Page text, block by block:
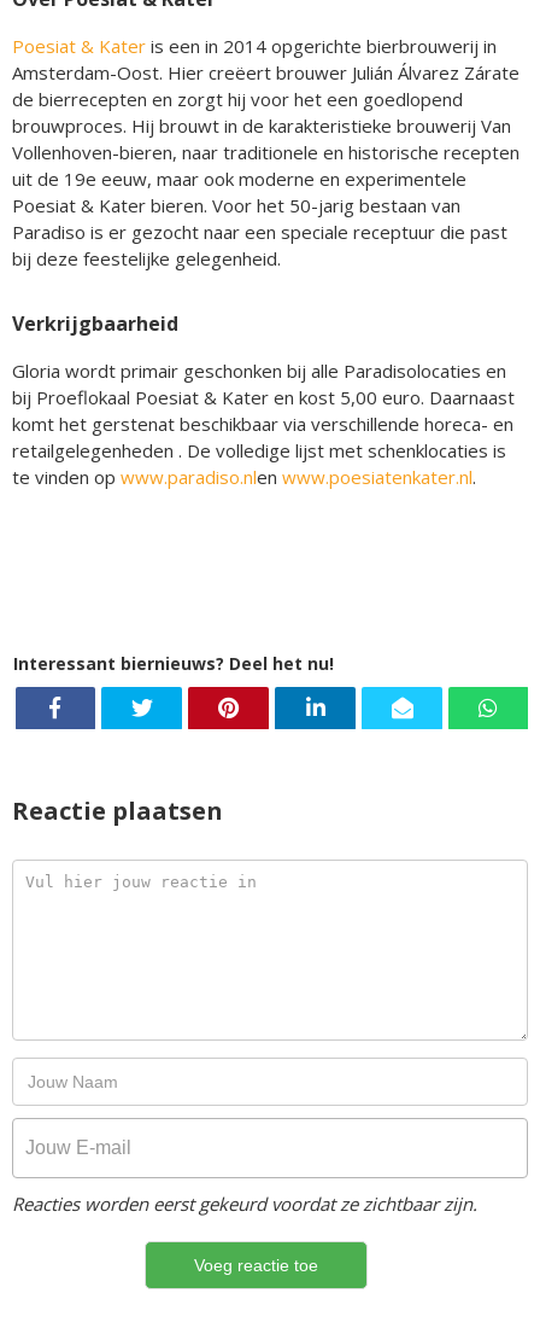
Poesiat & Kater is een in 2014 opgerichte bierbrouwerij in
Amsterdam-Oost. Hier creëert brouwer Julián Álvarez Zárate
de bierrecepten en zorgt hij voor het een goedlopend
brouwproces. Hij brouwt in de karakteristieke brouwerij Van
Vollenhoven-bieren, naar traditionele en historische recepten
uit de 19e eeuw, maar ook moderne en experimentele
Poesiat & Kater bieren. Voor het 50-jarig bestaan van
Paradiso is er gezocht naar een speciale receptuur die past
bij deze feestelijke gelegenheid.
Verkrijgbaarheid
Gloria wordt primair geschonken bij alle Paradisolocaties en
bij Proeflokaal Poesiat & Kater en kost 5,00 euro. Daarnaast
komt het gerstenat beschikbaar via verschillende horeca- en
retailgelegenheden . De volledige lijst met schenklocaties is
te vinden op www.paradiso.nlen www.poesiatenkater.nl.
Interessant biernieuws? Deel het nu!
Reactie plaatsen
Reacties worden eerst gekeurd voordat ze zichtbaar zijn.